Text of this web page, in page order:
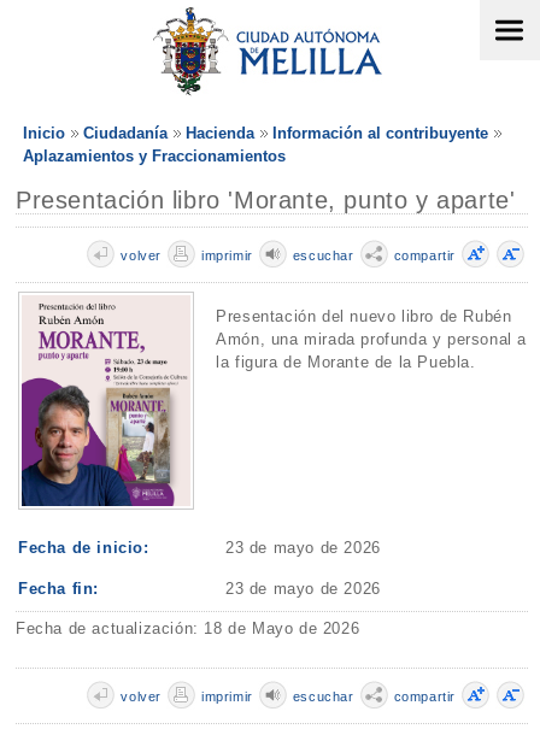
Inicio Ciudadanía Hacienda
Información al contribuyente
Aplazamientos y Fraccionamientos
Presentación libro 'Morante, punto y aparte'
compartir
escuchar
imprimir
volver
Presentación del nuevo libro de Rubén
Amón, una mirada profunda y personal a
la figura de Morante de la Puebla.
Fecha de inicio: 23 de mayo de 2026
Fecha fin: 23 de mayo de 2026
Fecha de actualización: 18 de Mayo de 2026
compartir
escuchar
imprimir
volver